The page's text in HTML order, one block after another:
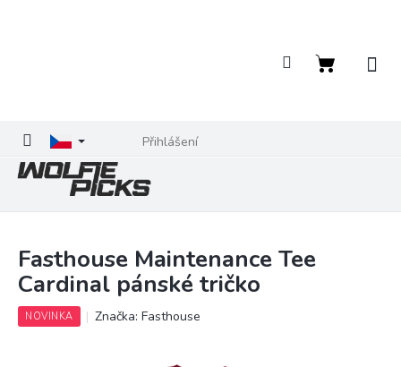
Přihlášení
Nákupní
Fasthouse Maintenance Tee
Cardinal pánské tričko
NOVINKA Značka:Fasthouse